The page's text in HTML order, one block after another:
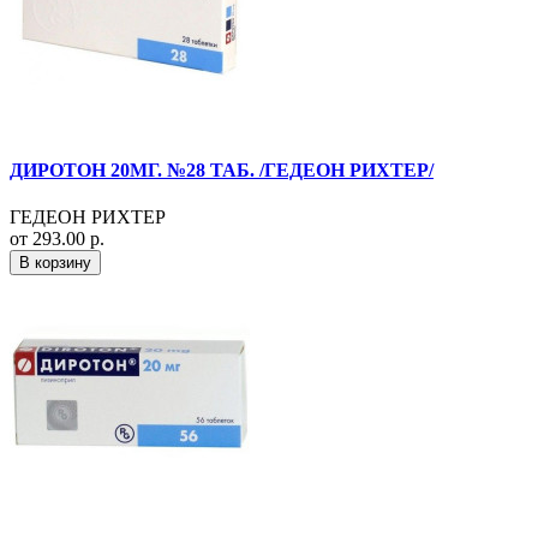
ДИРОТОН 20МГ. №28 ТАБ. /ГЕДЕОН РИХТЕР/
ГЕДЕОН РИХТЕР
от 293.00 р.
В корзину